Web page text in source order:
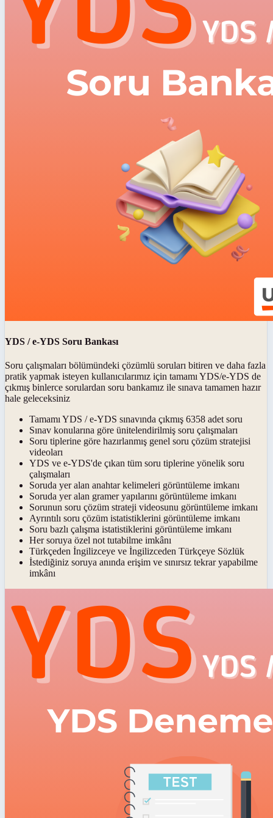
YDS / e-YDS Soru Bankası
Soru çalışmaları bölümündeki çözümlü soruları bitiren ve daha fazla
pratik yapmak isteyen kullanıcılarımız için tamamı YDS/e-YDS de
çıkmış binlerce sorulardan soru bankamız ile sınava tamamen hazır
hale geleceksiniz
Tamamı YDS / e-YDS sınavında çıkmış 6358 adet soru
Sınav konularına göre ünitelendirilmiş soru çalışmaları
Soru tiplerine göre hazırlanmış genel soru çözüm stratejisi
videoları
YDS ve e-YDS'de çıkan tüm soru tiplerine yönelik soru
çalışmaları
Soruda yer alan anahtar kelimeleri görüntüleme imkanı
Soruda yer alan gramer yapılarını görüntüleme imkanı
Sorunun soru çözüm strateji videosunu görüntüleme imkanı
Ayrıntılı soru çözüm istatistiklerini görüntüleme imkanı
Soru bazlı çalışma istatistiklerini görüntüleme imkanı
Her soruya özel not tutabilme imkânı
Türkçeden İngilizceye ve İngilizceden Türkçeye Sözlük
İstediğiniz soruya anında erişim ve sınırsız tekrar yapabilme
imkânı